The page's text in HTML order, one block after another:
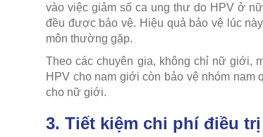
vào việc giảm số ca ung thư do HPV ở
đều được bảo vệ. Hiệu quả bảo vệ lúc
môn thường gặp.
Theo các chuyên gia, không chỉ nữ giới,
HPV cho nam giới còn bảo vệ nhóm
cho nữ giới.
3. Tiết kiệm chi phí điều trị